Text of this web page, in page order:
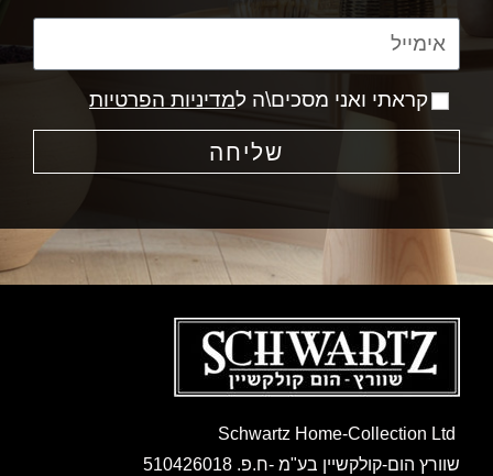
קראתי ואני מסכים\ה למדיניות הפרטיות
שליחה
שוורץ הום-קולקשיין בע"מ -ח.פ. 510426018